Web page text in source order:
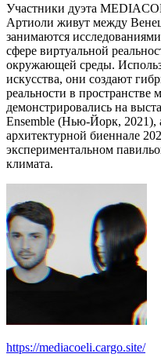
Участники дуэта
Артиоли живут между
занимаются
сфере виртуальной
окружающей среды.
искусства, они создают
реальности в пространстве
демонстрировались на
Ensemble (Нью-Йорк, 2021),
архитектурной биеннале
экспериментальном
климата.
https://mediacoeli.cargo.site/